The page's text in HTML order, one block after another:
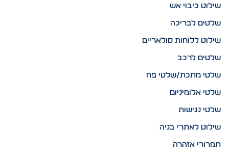
שילוט כיבוי אש
שלטים לבריכה
שילוט ללוחות סולאריים
שלטים לרכב
שלטי מתכת/שלטי פח
שלטי אלומיניום
שלטי נגישות
שילוט לאתרי בניה
תמרורי אזהרה